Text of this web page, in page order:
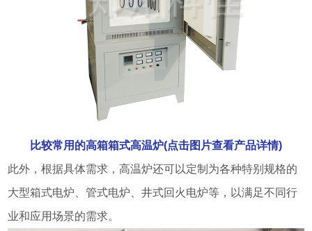
比较常用的高箱箱式高温炉(点击图片查看产品详情)
此外，根据具体需求，高温炉还可以定制为各种特别规格的
大型箱式电炉、管式电炉、井式回火电炉等，以满足不同行
业和应用场景的需求。